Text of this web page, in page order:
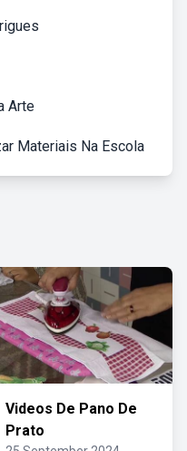
Arte
Materiais Na Escola
Videos De Pano De
Prato